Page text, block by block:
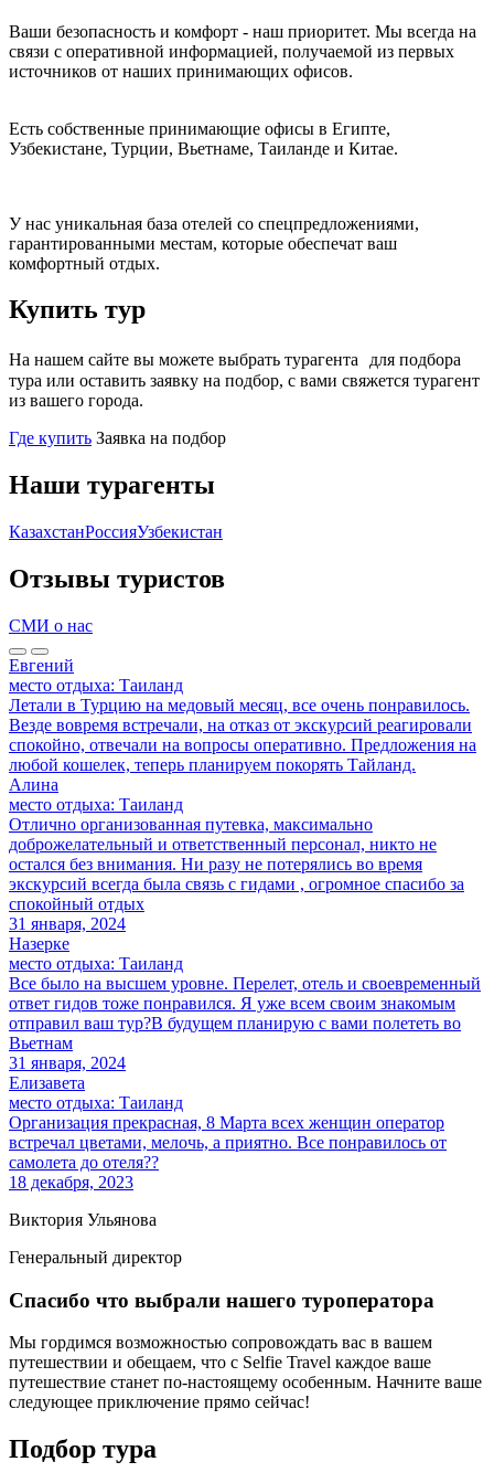
Ваши безопасность и комфорт - наш приоритет. Мы всегда на
связи с оперативной информацией, получаемой из первых
источников от наших принимающих офисов.
Есть собственные принимающие офисы в Египте,
Узбекистане, Турции, Вьетнаме, Таиланде и Китае.
У нас уникальная база отелей со спецпредложениями,
гарантированными местам, которые обеспечат ваш
комфортный отдых.
Купить тур
На нашем сайте вы можете выбрать турагента для подбора
тура или оставить заявку на подбор, с вами свяжется турагент
из вашего города.
Где купить Заявка на подбор
Наши турагенты
КазахстанРоссияУзбекистан
Отзывы туристов
СМИ о нас
Евгений
место отдыха: Таиланд
Летали в Турцию на медовый месяц, все очень понравилось.
Везде вовремя встречали, на отказ от экскурсий реагировали
спокойно, отвечали на вопросы оперативно. Предложения на
любой кошелек, теперь планируем покорять Тайланд.
Алина
место отдыха: Таиланд
Отлично организованная путевка, максимально
доброжелательный и ответственный персонал, никто не
остался без внимания. Ни разу не потерялись во время
экскурсий всегда была связь с гидами , огромное спасибо за
спокойный отдых
31 января, 2024
Назерке
место отдыха: Таиланд
Все было на высшем уровне. Перелет, отель и своевременный
ответ гидов тоже понравился. Я уже всем своим знакомым
отправил ваш тур?В будущем планирую с вами полететь во
Вьетнам
31 января, 2024
Елизавета
место отдыха: Таиланд
Организация прекрасная, 8 Марта всех женщин оператор
встречал цветами, мелочь, а приятно. Все понравилось от
самолета до отеля??
18 декабря, 2023
Виктория Ульянова
Генеральный директор
Спасибо что выбрали нашего туроператора
Мы гордимся возможностью сопровождать вас в вашем
путешествии и обещаем, что с Selfie Travel каждое ваше
путешествие станет по-настоящему особенным. Начните ваше
следующее приключение прямо сейчас!
Подбор тура